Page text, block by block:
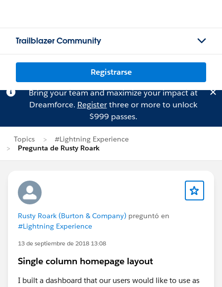
Trailblazer Community
Registrarse
Bring your team and maximize your impact at
Dreamforce. Registerthree or more to unlock
$999 passes.
Topics
#Lightning Experience
Pregunta de Rusty Roark
Rusty Roark (Burton & Company) preguntó en
#Lightning Experience
13 de septiembre de 2018 13:08
Single column homepage layout
I built a dashboard that our users would like to use as